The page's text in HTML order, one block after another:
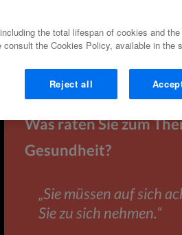
Was raten Sie zum
Gesundheit?
„Sie müssen auf sich
Sie zu sich nehmen.“
the total lifespan of cookies and
the Cookies Policy, available in the
Reject all